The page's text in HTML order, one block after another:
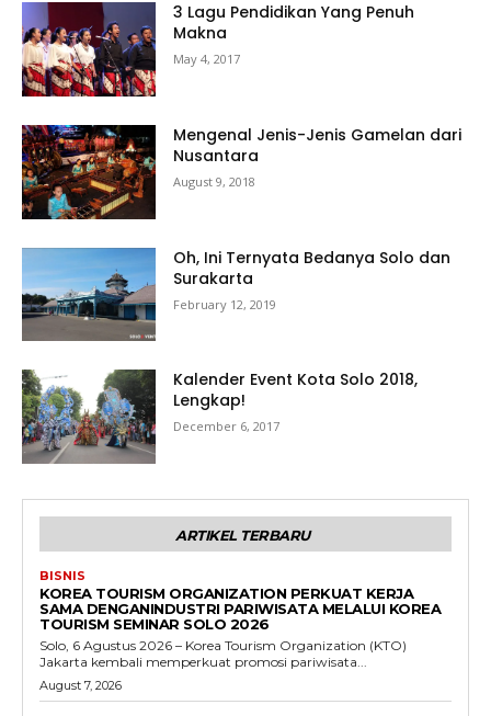
3 Lagu Pendidikan Yang Penuh
Makna
May 4, 2017
Mengenal Jenis-Jenis Gamelan dari
Nusantara
August 9, 2018
Oh, Ini Ternyata Bedanya Solo dan
Surakarta
February 12, 2019
Kalender Event Kota Solo 2018,
Lengkap!
December 6, 2017
ARTIKEL TERBARU
BISNIS
KOREA TOURISM ORGANIZATION PERKUAT KERJA
SAMA DENGANINDUSTRI PARIWISATA MELALUI KOREA
TOURISM SEMINAR SOLO 2026
Solo, 6 Agustus 2026 – Korea Tourism Organization (KTO)
Jakarta kembali memperkuat promosi pariwisata...
August 7, 2026